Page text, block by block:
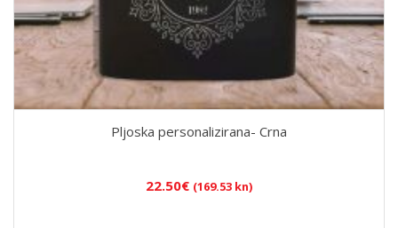
Pljoska personalizirana- Crna
22.50€ (169.53 kn)